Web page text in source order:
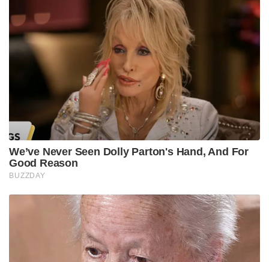
We’ve Never Seen Dolly Parton's Hand, And For
Good Reason
BUZZDAY